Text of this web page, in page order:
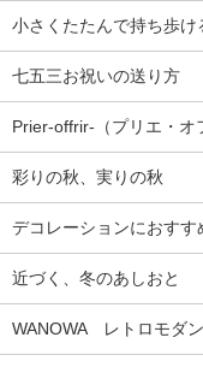
小さくたたんで持ち歩
七五三お祝いの送り方
Prier-offrir-（プリエ・オ
彩りの秋、実りの秋
デコレーションにおす
近づく、冬のあしおと
WANOWA レトロモダ